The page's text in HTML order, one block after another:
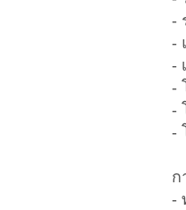
-
-
-
-
-
-
ก
-